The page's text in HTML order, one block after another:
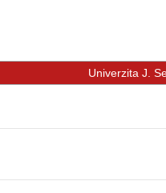
Univerzita J.